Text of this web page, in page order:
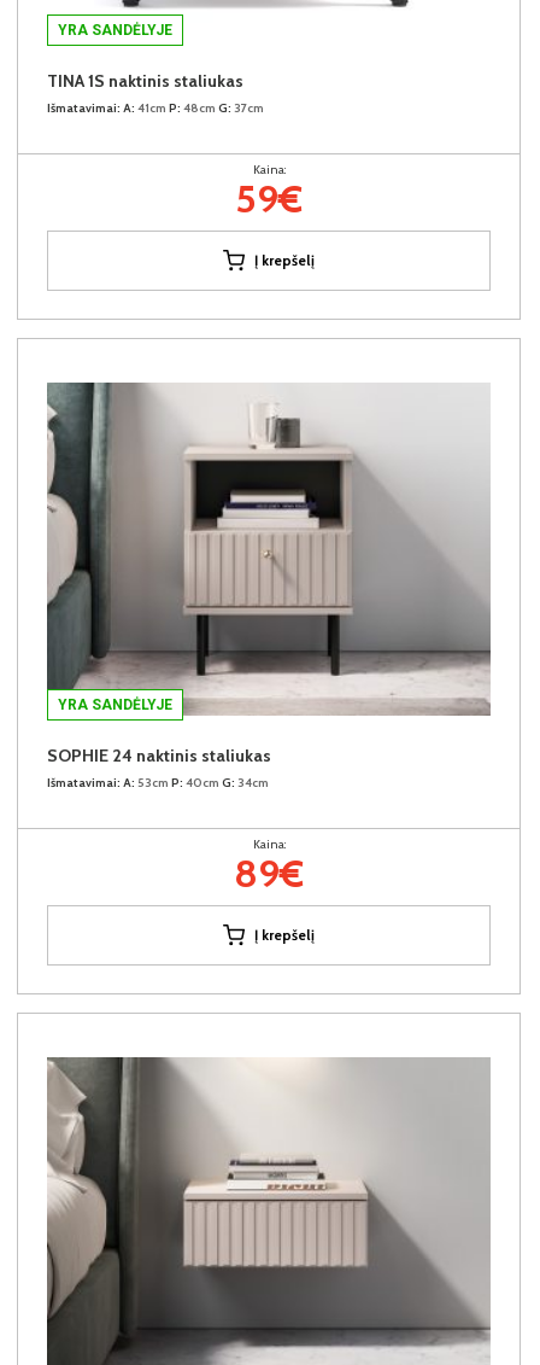
YRA SANDĖLYJE
TINA 1S naktinis staliukas
Išmatavimai: A: 41cm P: 48cm G: 37cm
Kaina:
59€
Į krepšelį
YRA SANDĖLYJE
SOPHIE 24 naktinis staliukas
Išmatavimai: A: 53cm P: 40cm G: 34cm
Kaina:
89€
Į krepšelį